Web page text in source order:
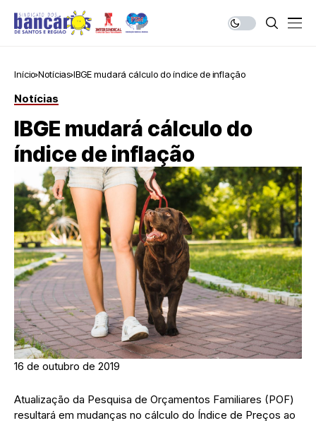
Início Notícias IBGE mudará cálculo do índice de inflação
Notícias
IBGE mudará cálculo do
índice de inflação
16 de outubro de 2019
Atualização da Pesquisa de Orçamentos Familiares (POF)
resultará em mudanças no cálculo do Índice de Preços ao